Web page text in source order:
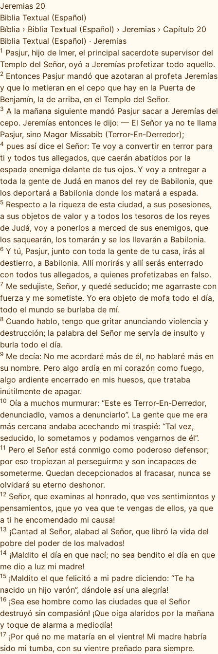
Jeremias 20
Biblia Textual (Español)
Bíblia › Biblia Textual (Español) › Jeremias › Capítulo 20
Biblia Textual (Español) · Jeremias
1 Pasjur, hijo de Imer, el principal sacerdote supervisor del
Templo del Señor, oyó a Jeremías profetizar todo aquello.
2 Entonces Pasjur mandó que azotaran al profeta Jeremías
y que lo metieran en el cepo que hay en la Puerta de
Benjamín, la de arriba, en el Templo del Señor.
3 A la mañana siguiente mandó Pasjur sacar a Jeremías del
cepo. Jeremías entonces le dijo: — El Señor ya no te llama
Pasjur, sino Magor Missabib (Terror-En-Derredor);
4 pues así dice el Señor: Te voy a convertir en terror para
ti y todos tus allegados, que caerán abatidos por la
espada enemiga delante de tus ojos. Y voy a entregar a
toda la gente de Judá en manos del rey de Babilonia, que
los deportará a Babilonia donde los matará a espada.
5 Respecto a la riqueza de esta ciudad, a sus posesiones,
a sus objetos de valor y a todos los tesoros de los reyes
de Judá, voy a ponerlos a merced de sus enemigos, que
los saquearán, los tomarán y se los llevarán a Babilonia.
6 Y tú, Pasjur, junto con toda la gente de tu casa, irás al
destierro, a Babilonia. Allí morirás y allí serás enterrado
con todos tus allegados, a quienes profetizabas en falso.
7 Me sedujiste, Señor, y quedé seducido; me agarraste con
fuerza y me sometiste. Yo era objeto de mofa todo el día,
todo el mundo se burlaba de mí.
8 Cuando hablo, tengo que gritar anunciando violencia y
destrucción; la palabra del Señor me servía de insulto y
burla todo el día.
9 Me decía: No me acordaré más de él, no hablaré más en
su nombre. Pero algo ardía en mi corazón como fuego,
algo ardiente encerrado en mis huesos, que trataba
inútilmente de apagar.
10 Oía a muchos murmurar: “Este es Terror-En-Derredor,
denunciadlo, vamos a denunciarlo”. La gente que me era
más cercana andaba acechando mi traspié: “Tal vez,
seducido, lo sometamos y podamos vengarnos de él”.
11 Pero el Señor está conmigo como poderoso defensor;
por eso tropiezan al perseguirme y son incapaces de
someterme. Quedan decepcionados al fracasar, nunca se
olvidará su eterno deshonor.
12 Señor, que examinas al honrado, que ves sentimientos y
pensamientos, ¡que yo vea que te vengas de ellos, ya que
a ti he encomendado mi causa!
13 ¡Cantad al Señor, alabad al Señor, que libró la vida del
pobre del poder de los malvados!
14 ¡Maldito el día en que nací; no sea bendito el día en que
me dio a luz mi madre!
15 ¡Maldito el que felicitó a mi padre diciendo: “Te ha
nacido un hijo varón”, dándole así una alegría!
16 ¡Sea ese hombre como las ciudades que el Señor
destruyó sin compasión! ¡Que oiga alaridos por la mañana
y toque de alarma a mediodía!
17 ¡Por qué no me mataría en el vientre! Mi madre habría
sido mi tumba, con su vientre preñado para siempre.